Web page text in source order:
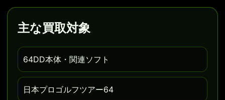
主な買取対象
64DD本体・関連ソフト
日本プロゴルフツアー64